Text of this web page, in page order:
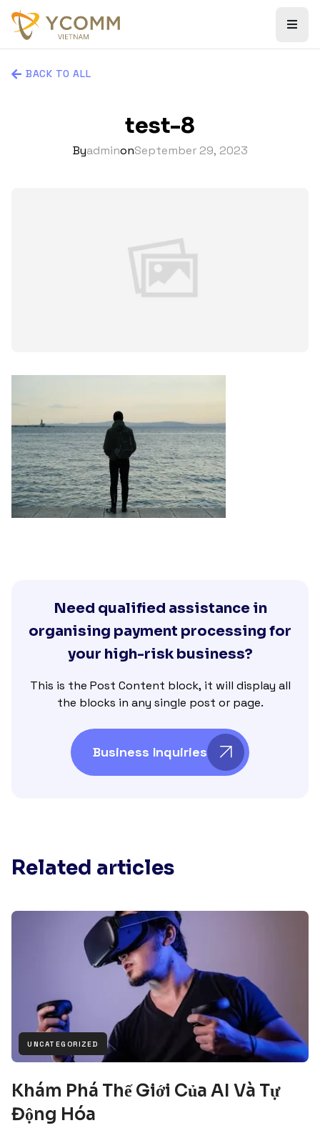
BACK TO ALL
test-8
ByadminonSeptember 29, 2023
Need qualified assistance in
organising payment processing for
your high-risk business?
This is the Post Content block, it will display all
the blocks in any single post or page.
Business Inquiries
Related articles
UNCATEGORIZED
Khám Phá Thế Giới Của AI Và Tự
Động Hóa